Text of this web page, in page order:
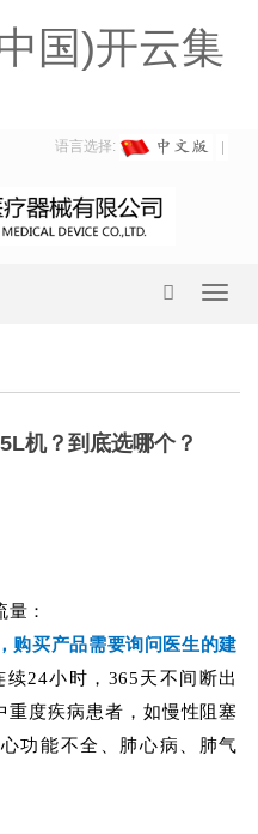
国)开云集
语言选择:
机？到底选哪个？
：
购买产品需要询问医生的建
续24小时，365天不间断出
度疾病患者， 如慢性阻塞
功能不全、肺心病、肺气